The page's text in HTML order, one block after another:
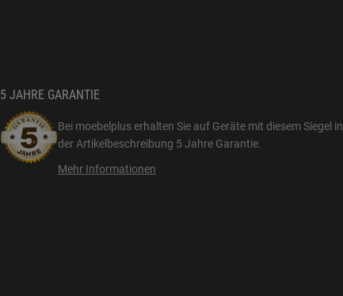
5 JAHRE GARANTIE
Bei moebelplus erhalten Sie auf Geräte mit diesem Siegel in
der Artikelbeschreibung 5 Jahre Garantie.
Mehr Informationen